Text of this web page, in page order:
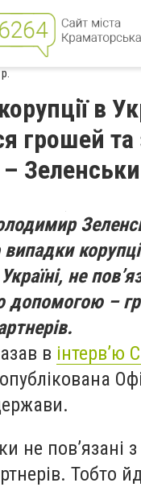
в
грошей та
–
не
допомогою –
в інтерв’ю
не пов’язані
Тобто